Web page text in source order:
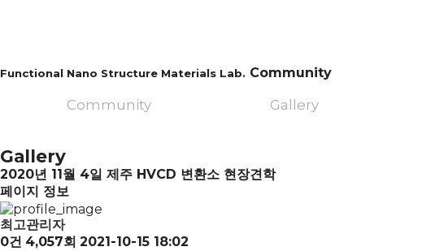
Functional Nano Structure Materials Lab. Community
Community Gallery
Gallery
2020년 11월 4일 제주 HVCD 변환소 현장견학
페이지 정보
최고관리자
0건 4,057회 2021-10-15 18:02